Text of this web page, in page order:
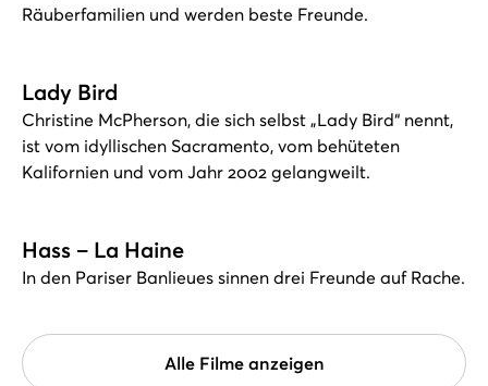
Räuberfamilien und werden beste Freunde.
Lady Bird
Christine McPherson, die sich selbst „Lady Bird“ nennt,
ist vom idyllischen Sacramento, vom behüteten
Kalifornien und vom Jahr 2002 gelangweilt.
Hass – La Haine
In den Pariser Banlieues sinnen drei Freunde auf Rache.
Alle Filme anzeigen